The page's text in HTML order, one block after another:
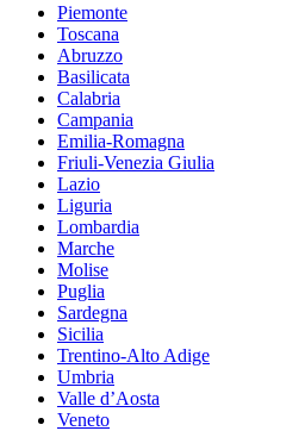
Piemonte
Toscana
Abruzzo
Basilicata
Calabria
Campania
Emilia-Romagna
Friuli-Venezia Giulia
Lazio
Liguria
Lombardia
Marche
Molise
Puglia
Sardegna
Sicilia
Trentino-Alto Adige
Umbria
Valle d’Aosta
Veneto